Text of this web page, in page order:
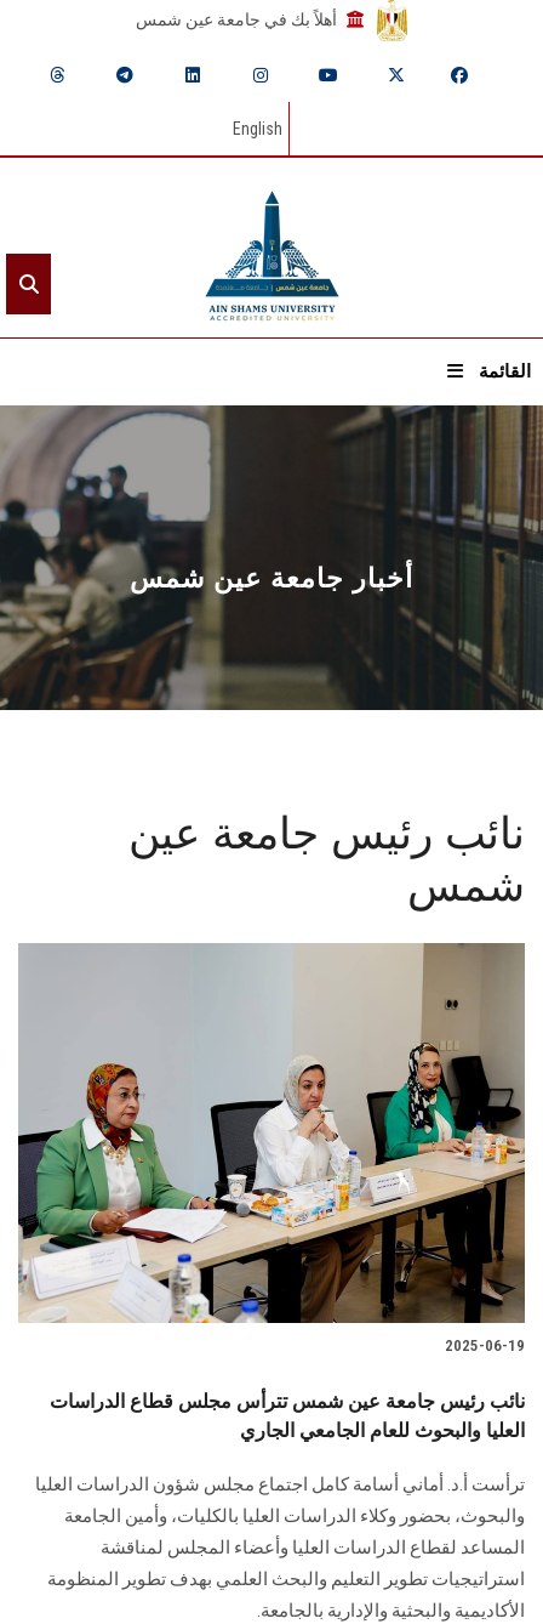
أهلاً بك في جامعة عين شمس
English
القائمة
الرئيسيـة
عن الجامعة
القطاعـات
الشئون الأكاديمية
البحث العلمي
المراكز والوحدات
هيئة التدريس
الدراسات العليا
الخريجين
سجل الان
أخبار جامعة عين شمس
نائب رئيس جامعة عين
شمس
2025-06-19
نائب رئيس جامعة عين شمس تترأس مجلس قطاع الدراسات
العليا والبحوث للعام الجامعي الجاري
ترأست أ.د. أماني أسامة كامل اجتماع مجلس شؤون الدراسات العليا
والبحوث، بحضور وكلاء الدراسات العليا بالكليات، وأمين الجامعة
المساعد لقطاع الدراسات العليا وأعضاء المجلس لمناقشة
استراتيجيات تطوير التعليم والبحث العلمي بهدف تطوير المنظومة
الأكاديمية والبحثية والإدارية بالجامعة.